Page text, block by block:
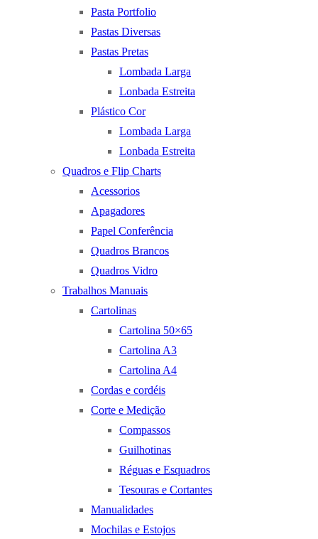
Pasta Portfolio
Pastas Diversas
Pastas Pretas
Lombada Larga
Lonbada Estreita
Plástico Cor
Lombada Larga
Lonbada Estreita
Quadros e Flip Charts
Acessorios
Apagadores
Papel Conferência
Quadros Brancos
Quadros Vidro
Trabalhos Manuais
Cartolinas
Cartolina 50×65
Cartolina A3
Cartolina A4
Cordas e cordéis
Corte e Medição
Compassos
Guilhotinas
Réguas e Esquadros
Tesouras e Cortantes
Manualidades
Mochilas e Estojos